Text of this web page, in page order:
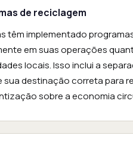
de reciclagem
têm implementado
em suas operações
locais. Isso inclui a
sua destinação correta para
sobre a economia